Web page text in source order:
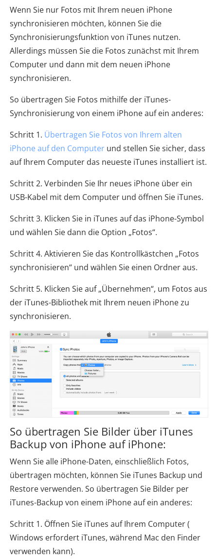
Wenn Sie nur Fotos mit Ihrem neuen iPhone
synchronisieren möchten, können Sie die
Synchronisierungsfunktion von iTunes nutzen.
Allerdings müssen Sie die Fotos zunächst mit Ihrem
Computer und dann mit dem neuen iPhone
synchronisieren.
So übertragen Sie Fotos mithilfe der iTunes-
Synchronisierung von einem iPhone auf ein anderes:
Schritt 1. Übertragen Sie Fotos von Ihrem alten
iPhone auf den Computer und stellen Sie sicher, dass
auf Ihrem Computer das neueste iTunes installiert ist.
Schritt 2. Verbinden Sie Ihr neues iPhone über ein
USB-Kabel mit dem Computer und öffnen Sie iTunes.
Schritt 3. Klicken Sie in iTunes auf das iPhone-Symbol
und wählen Sie dann die Option „Fotos“.
Schritt 4. Aktivieren Sie das Kontrollkästchen „Fotos
synchronisieren“ und wählen Sie einen Ordner aus.
Schritt 5. Klicken Sie auf „Übernehmen“, um Fotos aus
der iTunes-Bibliothek mit Ihrem neuen iPhone zu
synchronisieren.
So übertragen Sie Bilder über iTunes
Backup von iPhone auf iPhone:
Wenn Sie alle iPhone-Daten, einschließlich Fotos,
übertragen möchten, können Sie iTunes Backup und
Restore verwenden. So übertragen Sie Bilder per
iTunes-Backup von einem iPhone auf ein anderes:
Schritt 1. Öffnen Sie iTunes auf Ihrem Computer (
Windows erfordert iTunes, während Mac den Finder
verwenden kann).